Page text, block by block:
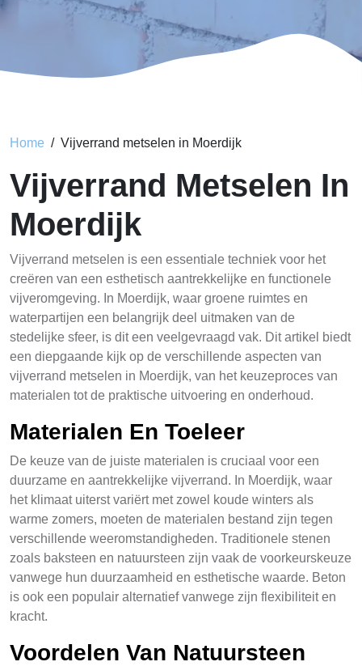
Home Vijverrand metselen in Moerdijk
Vijverrand Metselen In
Moerdijk
Vijverrand metselen is een essentiale techniek voor het
creëren van een esthetisch aantrekkelijke en functionele
vijveromgeving. In Moerdijk, waar groene ruimtes en
waterpartijen een belangrijk deel uitmaken van de
stedelijke sfeer, is dit een veelgevraagd vak. Dit artikel biedt
een diepgaande kijk op de verschillende aspecten van
vijverrand metselen in Moerdijk, van het keuzeproces van
materialen tot de praktische uitvoering en onderhoud.
Materialen En Toeleer
De keuze van de juiste materialen is cruciaal voor een
duurzame en aantrekkelijke vijverrand. In Moerdijk, waar
het klimaat uiterst variërt met zowel koude winters als
warme zomers, moeten de materialen bestand zijn tegen
verschillende weeromstandigheden. Traditionele stenen
zoals baksteen en natuursteen zijn vaak de voorkeurskeuze
vanwege hun duurzaamheid en esthetische waarde. Beton
is ook een populair alternatief vanwege zijn flexibiliteit en
kracht.
Voordelen Van Natuursteen